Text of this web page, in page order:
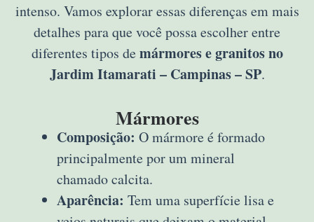
intenso. Vamos explorar essas diferenças em mais
detalhes para que você possa escolher entre
diferentes tipos de mármores e granitos no
Jardim Itamarati – Campinas – SP.
Mármores
Composição: O mármore é formado
principalmente por um mineral
chamado calcita.
Aparência: Tem uma superfície lisa e